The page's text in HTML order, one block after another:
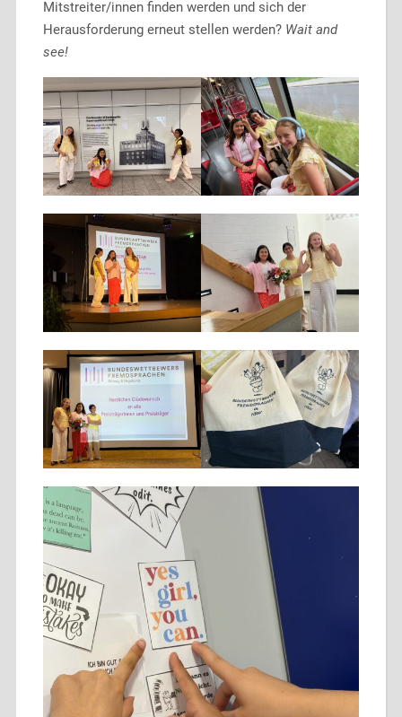
Mitstreiter/innen finden werden und sich der
Herausforderung erneut stellen werden? Wait and
see!